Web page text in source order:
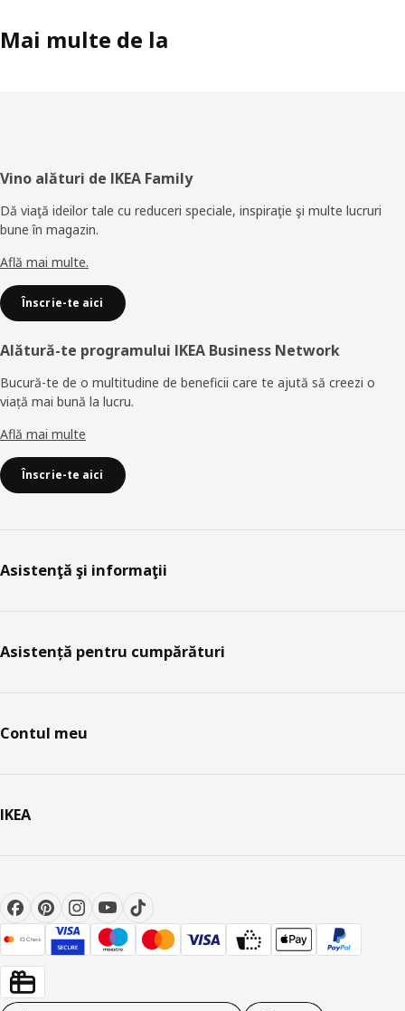
Mai multe de la
Subsol
Vino alături de IKEA Family
Dă viaţă ideilor tale cu reduceri speciale, inspiraţie şi multe lucruri
bune în magazin.
Află mai multe.
Înscrie-te aici
Alătură-te programului IKEA Business Network
Bucură-te de o multitudine de beneficii care te ajută să creezi o
viață mai bună la lucru.
Află mai multe
Înscrie-te aici
Asistenţă şi informaţii
Asistență pentru cumpărături
Contul meu
IKEA